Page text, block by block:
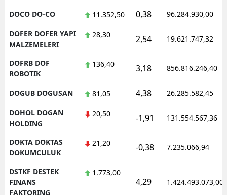
DOCO DO-CO 11.352,50 0,38 96.284.930,00
DOFER DOFER YAPI
MALZEMELERI
28,30 2,54 19.621.747,32
DOFRB DOF
ROBOTIK
136,40 3,18 856.816.246,40
DOGUB DOGUSAN 81,05 4,38 26.285.582,45
DOHOL DOGAN
HOLDING
20,50 -1,91 131.554.567,36
DOKTA DOKTAS
DOKUMCULUK
21,20 -0,38 7.235.066,94
DSTKF DESTEK
FINANS
FAKTORING
1.773,00
4,29 1.424.493.073,00